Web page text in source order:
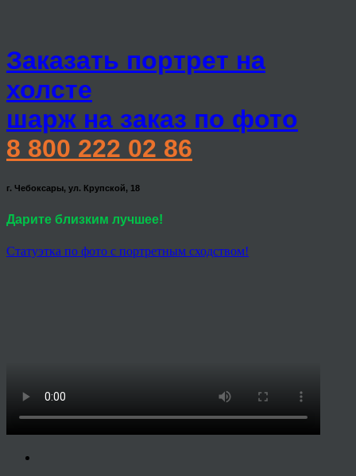
Заказать портрет на
холсте
шарж на заказ по фото
8 800 222 02 86
г. Чебоксары, ул. Крупской, 18
Дарите близким лучшее!
Статуэтка по фото с портретным сходством!